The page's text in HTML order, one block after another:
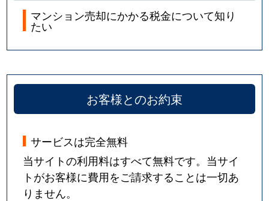
マンション売却にかかる税金について知り
たい
お客様とのお約束
サービスは完全無料
当サイトの利用料はすべて無料です。当サイ
トがお客様に費用をご請求することは一切あ
りません。